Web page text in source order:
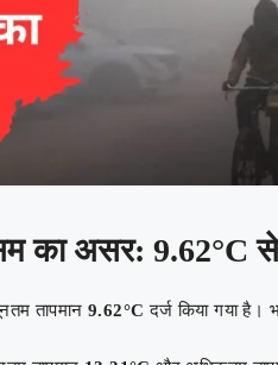
असर: 9.62°C से
तापमान 9.62°C दर्ज किया गया है।